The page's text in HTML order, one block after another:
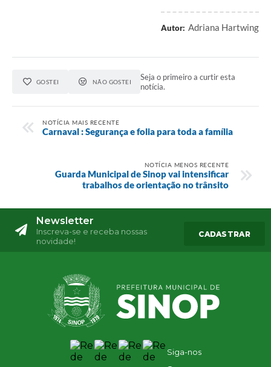
Autor: Adriana Hartwing
GOSTEI NÃO GOSTEI
Seja o primeiro a curtir esta
notícia.
NOTÍCIA MAIS RECENTE
Carnaval : Segurança e folia para toda a família
NOTÍCIA MENOS RECENTE
Guarda Municipal de Sinop vai intensificar
trabalhos de orientação no trânsito
Newsletter
Inscreva-se e receba nossas
novidade!
CADASTRAR
Siga-nos